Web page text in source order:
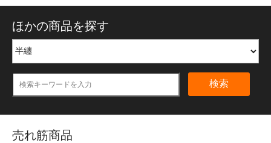
ほかの商品を探す
検索
売れ筋商品